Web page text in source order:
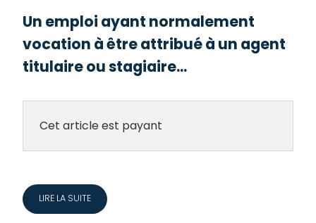
Un emploi ayant normalement
vocation à être attribué à un agent
titulaire ou stagiaire...
Cet article est payant
LIRE LA SUITE